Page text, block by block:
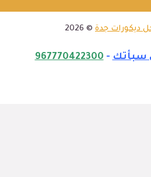
ديكورات جدة © 2026
سبأتك-
967770422300